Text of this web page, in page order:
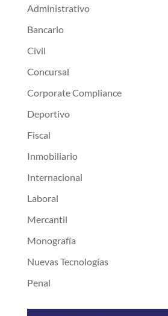
Administrativo
Bancario
Civil
Concursal
Corporate Compliance
Deportivo
Fiscal
Inmobiliario
Internacional
Laboral
Mercantil
Monografía
Nuevas Tecnologías
Penal